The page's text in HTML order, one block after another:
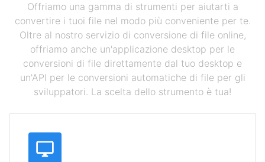
Offriamo una gamma di strumenti per aiutarti a
convertire i tuoi file nel modo più conveniente per te.
Oltre al nostro servizio di conversione di file online,
offriamo anche un'applicazione desktop per le
conversioni di file direttamente dal tuo desktop e
un'API per le conversioni automatiche di file per gli
sviluppatori. La scelta dello strumento è tua!